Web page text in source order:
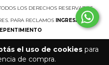
el uso de cookiespara
de compra.
LOS DERECHOS RESERVADOS.
PARA RECLAMOS
INGRESÁ ACÁ.